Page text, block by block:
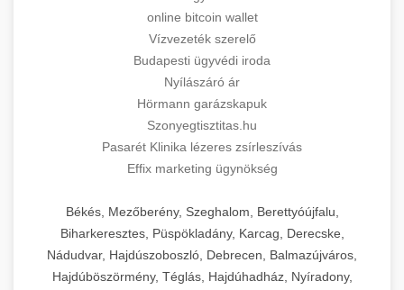
online bitcoin wallet
Vízvezeték szerelő
Budapesti ügyvédi iroda
Nyílászáró ár
Hörmann garázskapuk
Szonyegtisztitas.hu
Pasarét Klinika lézeres zsírleszívás
Effix marketing ügynökség
Békés, Mezőberény, Szeghalom, Berettyóújfalu,
Biharkeresztes, Püspökladány, Karcag, Derecske,
Nádudvar, Hajdúszoboszló, Debrecen, Balmazújváros,
Hajdúböszörmény, Téglás, Hajdúhadház, Nyíradony,